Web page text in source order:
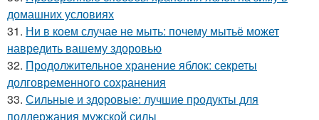
домашних условиях
31. Ни в коем случае не мыть: почему мытьё может
навредить вашему здоровью
32. Продолжительное хранение яблок: секреты
долговременного сохранения
33. Сильные и здоровые: лучшие продукты для
поддержания мужской силы